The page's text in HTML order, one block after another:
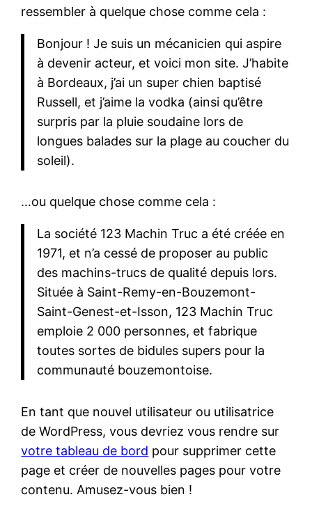
ressembler à quelque chose comme cela :
Bonjour ! Je suis un mécanicien qui aspire
à devenir acteur, et voici mon site. J’habite
à Bordeaux, j’ai un super chien baptisé
Russell, et j’aime la vodka (ainsi qu’être
surpris par la pluie soudaine lors de
longues balades sur la plage au coucher du
soleil).
…ou quelque chose comme cela :
La société 123 Machin Truc a été créée en
1971, et n’a cessé de proposer au public
des machins-trucs de qualité depuis lors.
Située à Saint-Remy-en-Bouzemont-
Saint-Genest-et-Isson, 123 Machin Truc
emploie 2 000 personnes, et fabrique
toutes sortes de bidules supers pour la
communauté bouzemontoise.
En tant que nouvel utilisateur ou utilisatrice
de WordPress, vous devriez vous rendre sur
votre tableau de bord pour supprimer cette
page et créer de nouvelles pages pour votre
contenu. Amusez-vous bien !